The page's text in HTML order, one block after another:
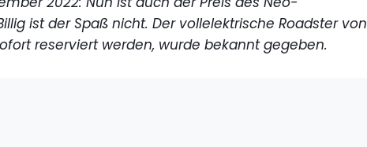
ist der Spaß nicht. Der vollelektrische Roadster von
reserviert werden, wurde bekannt gegeben.